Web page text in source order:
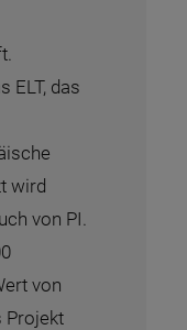
ELT, das
wird
von PI.
von
Projekt